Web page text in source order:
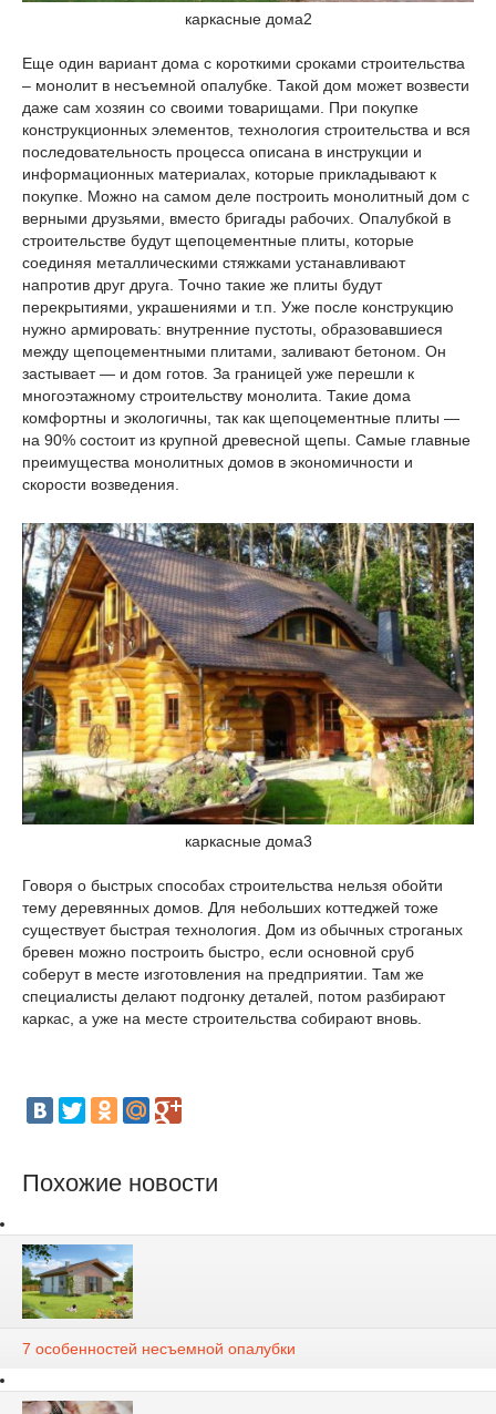
каркасные дома2
Еще один вариант дома с короткими сроками строительства
– монолит в несъемной опалубке. Такой дом может возвести
даже сам хозяин со своими товарищами. При покупке
конструкционных элементов, технология строительства и вся
последовательность процесса описана в инструкции и
информационных материалах, которые прикладывают к
покупке. Можно на самом деле построить монолитный дом с
верными друзьями, вместо бригады рабочих. Опалубкой в
строительстве будут щепоцементные плиты, которые
соединяя металлическими стяжками устанавливают
напротив друг друга. Точно такие же плиты будут
перекрытиями, украшениями и т.п. Уже после конструкцию
нужно армировать: внутренние пустоты, образовавшиеся
между щепоцементными плитами, заливают бетоном. Он
застывает — и дом готов. За границей уже перешли к
многоэтажному строительству монолита. Такие дома
комфортны и экологичны, так как щепоцементные плиты —
на 90% состоит из крупной древесной щепы. Самые главные
преимущества монолитных домов в экономичности и
скорости возведения.
каркасные дома3
Говоря о быстрых способах строительства нельзя обойти
тему деревянных домов. Для небольших коттеджей тоже
существует быстрая технология. Дом из обычных строганых
бревен можно построить быстро, если основной сруб
соберут в месте изготовления на предприятии. Там же
специалисты делают подгонку деталей, потом разбирают
каркас, а уже на месте строительства собирают вновь.
Похожие новости
7 особенностей несъемной опалубки